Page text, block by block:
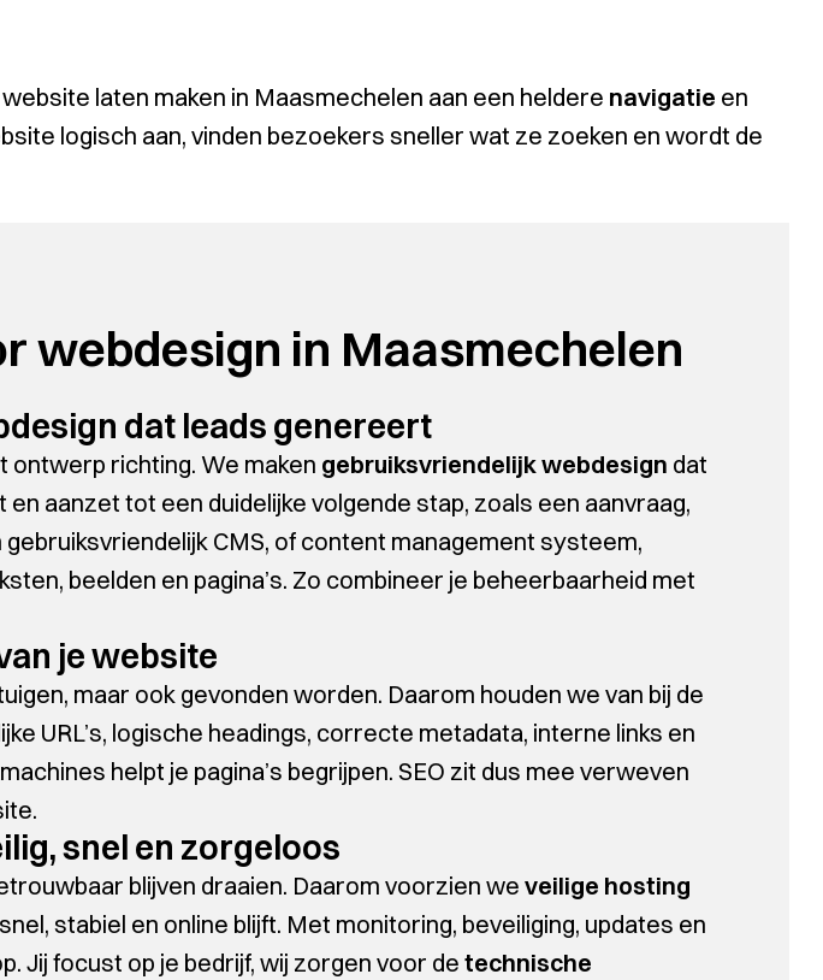
laten maken in Maasmechelen aan een heldere navigatie en
logisch aan, vinden bezoekers sneller wat ze zoeken en wordt de
webdesign in Maasmechelen
dat leads genereert
ontwerp richting. We maken gebruiksvriendelijk webdesign dat
aanzet tot een duidelijke volgende stap, zoals een aanvraag,
CMS, of content management systeem,
beelden en pagina’s. Zo combineer je beheerbaarheid met
je website
maar ook gevonden worden. Daarom houden we van bij de
URL’s, logische headings, correcte metadata, interne links en
helpt je pagina’s begrijpen. SEO zit dus mee verweven
snel en zorgeloos
blijven draaien. Daarom voorzien weveilige hosting
stabiel en online blijft. Met monitoring, beveiliging, updates en
Jij focust op je bedrijf, wij zorgen voor detechnische